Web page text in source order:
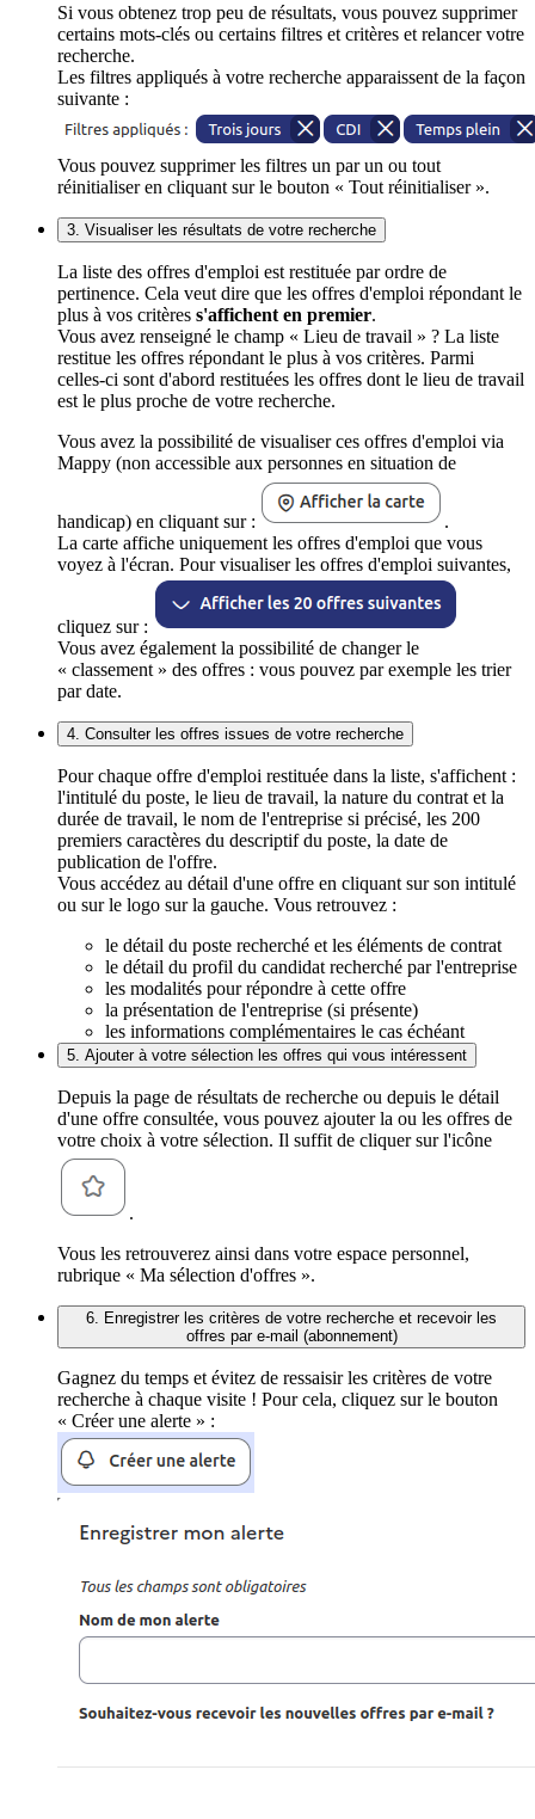
Si vous obtenez trop peu de résultats, vous pouvez supprimer
certains mots-clés ou certains filtres et critères et relancer votre
recherche.
Les filtres appliqués à votre recherche apparaissent de la façon
suivante :
Vous pouvez supprimer les filtres un par un ou tout
réinitialiser en cliquant sur le bouton « Tout réinitialiser ».
3. Visualiser les résultats de votre recherche
La liste des offres d'emploi est restituée par ordre de
pertinence. Cela veut dire que les offres d'emploi répondant le
plus à vos critères s'affichent en premier.
Vous avez renseigné le champ « Lieu de travail » ? La liste
restitue les offres répondant le plus à vos critères. Parmi
celles-ci sont d'abord restituées les offres dont le lieu de travail
est le plus proche de votre recherche.
Vous avez la possibilité de visualiser ces offres d'emploi via
Mappy (non accessible aux personnes en situation de
handicap) en cliquant sur :
.
La carte affiche uniquement les offres d'emploi que vous
voyez à l'écran. Pour visualiser les offres d'emploi suivantes,
cliquez sur :
Vous avez également la possibilité de changer le
« classement » des offres : vous pouvez par exemple les trier
par date.
4. Consulter les offres issues de votre recherche
Pour chaque offre d'emploi restituée dans la liste, s'affichent :
l'intitulé du poste, le lieu de travail, la nature du contrat et la
durée de travail, le nom de l'entreprise si précisé, les 200
premiers caractères du descriptif du poste, la date de
publication de l'offre.
Vous accédez au détail d'une offre en cliquant sur son intitulé
ou sur le logo sur la gauche. Vous retrouvez :
le détail du poste recherché et les éléments de contrat
le détail du profil du candidat recherché par l'entreprise
les modalités pour répondre à cette offre
la présentation de l'entreprise (si présente)
les informations complémentaires le cas échéant
5. Ajouter à votre sélection les offres qui vous intéressent
Depuis la page de résultats de recherche ou depuis le détail
d'une offre consultée, vous pouvez ajouter la ou les offres de
votre choix à votre sélection. Il suffit de cliquer sur l'icône
.
Vous les retrouverez ainsi dans votre espace personnel,
rubrique « Ma sélection d'offres ».
6. Enregistrer les critères de votre recherche et recevoir les
offres par e-mail (abonnement)
Gagnez du temps et évitez de ressaisir les critères de votre
recherche à chaque visite ! Pour cela, cliquez sur le bouton
« Créer une alerte » :